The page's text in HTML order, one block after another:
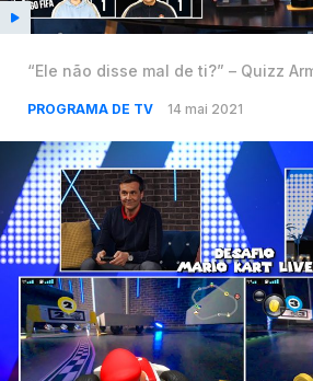
“Ele não disse mal de ti?” – Quizz
PROGRAMA DE TV 14 mai 2021